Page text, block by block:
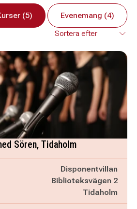
(5) Evenemang (4)
Sören, Tidaholm
Disponentvillan
Biblioteksvägen 2
Tidaholm